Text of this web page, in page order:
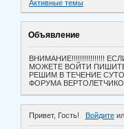
Активные темы
Объявление
ВНИМАНИЕ!!!!!!!!!!!!!!!!
МОЖЕТЕ ВОЙТИ ПИШИТЕ
РЕШИМ В ТЕЧЕНИЕ
ФОРУМА
Привет, Гость! Войдите